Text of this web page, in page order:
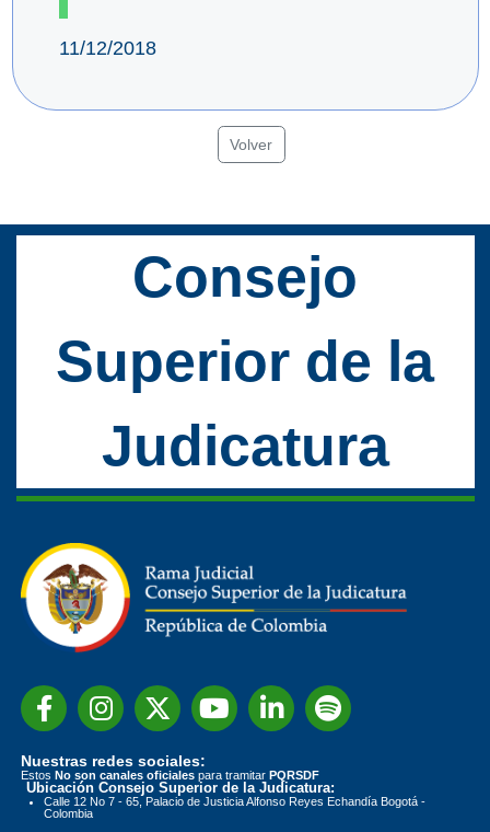
11/12/2018
Volver
Consejo
Superior de la
Judicatura
Nuestras redes sociales:
Estos No son canales oficiales para tramitar PQRSDF
Ubicación Consejo Superior de la Judicatura:
Calle 12 No 7 - 65, Palacio de Justicia Alfonso Reyes Echandía Bogotá -
Colombia